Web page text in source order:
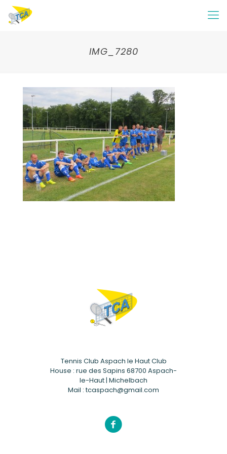
IMG_7280
Tennis Club Aspach le Haut Club
House : rue des Sapins 68700 Aspach-
le-Haut | Michelbach
Mail : tcaspach@gmail.com